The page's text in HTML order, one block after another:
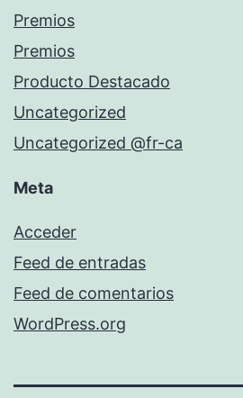
Premios
Premios
Producto Destacado
Uncategorized
Uncategorized @fr-ca
Meta
Acceder
Feed de entradas
Feed de comentarios
WordPress.org